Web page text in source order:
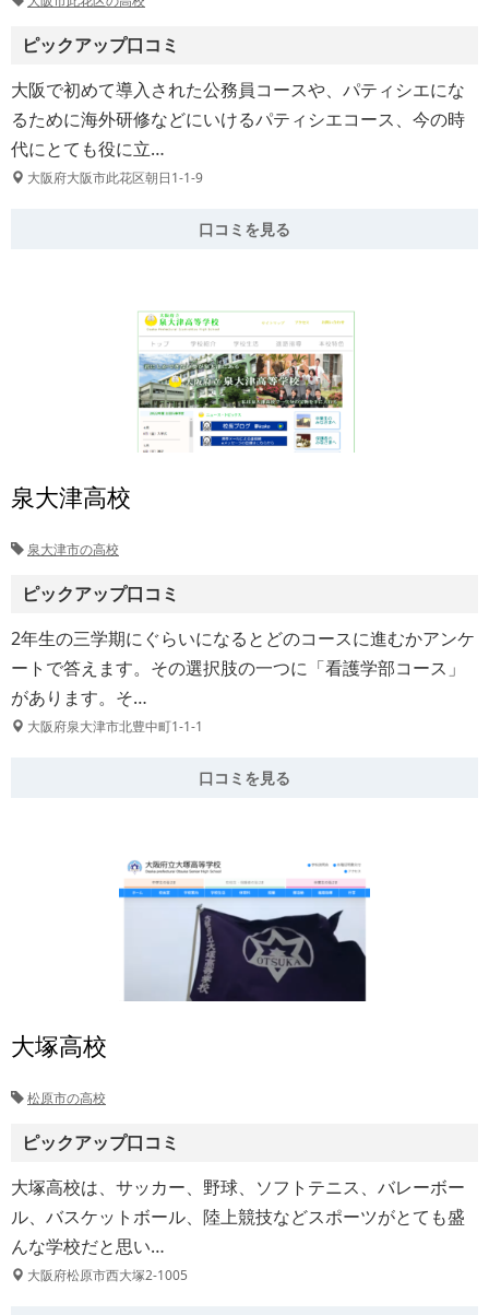
ピックアップ口コミ
大阪で初めて導入された公務員コースや、パティシエにな
るために海外研修などにいけるパティシエコース、今の時
代にとても役に立…
大阪府大阪市此花区朝日1-1-9
口コミを見る
泉大津高校
泉大津市の高校
ピックアップ口コミ
2年生の三学期にぐらいになるとどのコースに進むかアンケ
ートで答えます。その選択肢の一つに「看護学部コース」
があります。そ…
大阪府泉大津市北豊中町1-1-1
口コミを見る
大塚高校
松原市の高校
ピックアップ口コミ
大塚高校は、サッカー、野球、ソフトテニス、バレーボー
ル、バスケットボール、陸上競技などスポーツがとても盛
んな学校だと思い…
大阪府松原市西大塚2-1005